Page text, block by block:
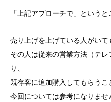
「上記アプローチで」というと
売り上げを上げている人がいて
その人は従来の営業方法（テ
り、
既存客に追加購入してもらうこ
今回については参考になりませ